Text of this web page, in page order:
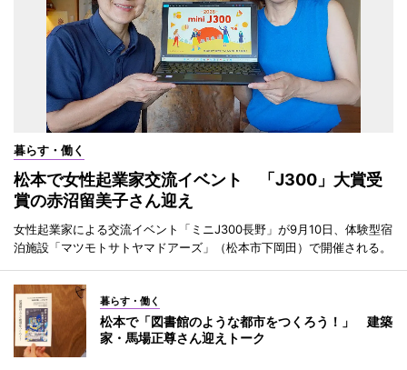
暮らす・働く
松本で女性起業家交流イベント 「J300」大賞受
賞の赤沼留美子さん迎え
女性起業家による交流イベント「ミニJ300長野」が9月10日、体験型宿
泊施設「マツモトサトヤマドアーズ」（松本市下岡田）で開催される。
暮らす・働く
松本で「図書館のような都市をつくろう！」 建築
家・馬場正尊さん迎えトーク